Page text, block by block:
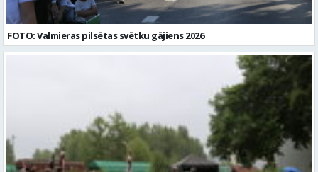
FOTO: Valmieras pilsētas svētku gājiens 2026